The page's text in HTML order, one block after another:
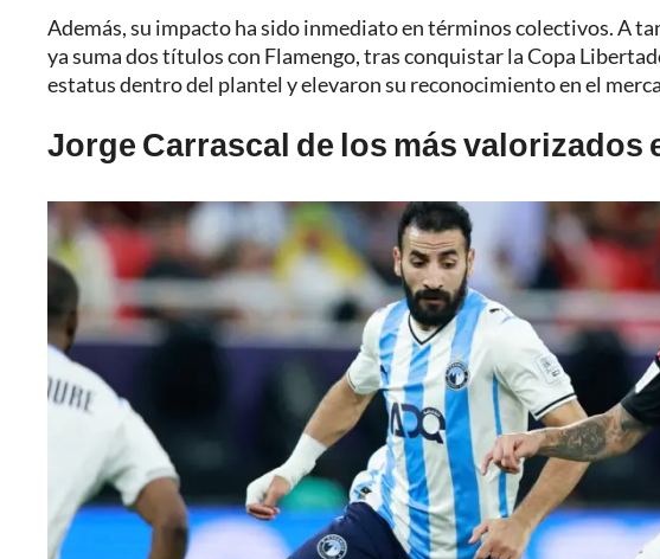
Además, su impacto ha sido inmediato en términos colectivos. A
ya suma dos títulos con Flamengo, tras conquistar la Copa
estatus dentro del plantel y elevaron su reconocimiento en el
Jorge Carrascal de los más valorizados